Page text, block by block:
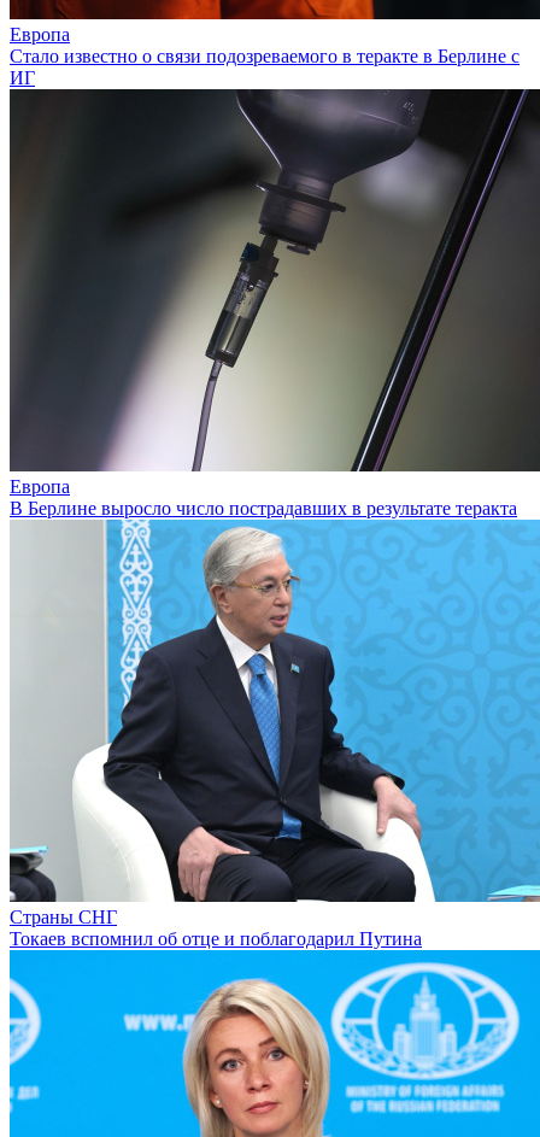
Европа
Стало известно о связи подозреваемого в теракте в Берлине с
ИГ
Европа
В Берлине выросло число пострадавших в результате теракта
Страны СНГ
Токаев вспомнил об отце и поблагодарил Путина